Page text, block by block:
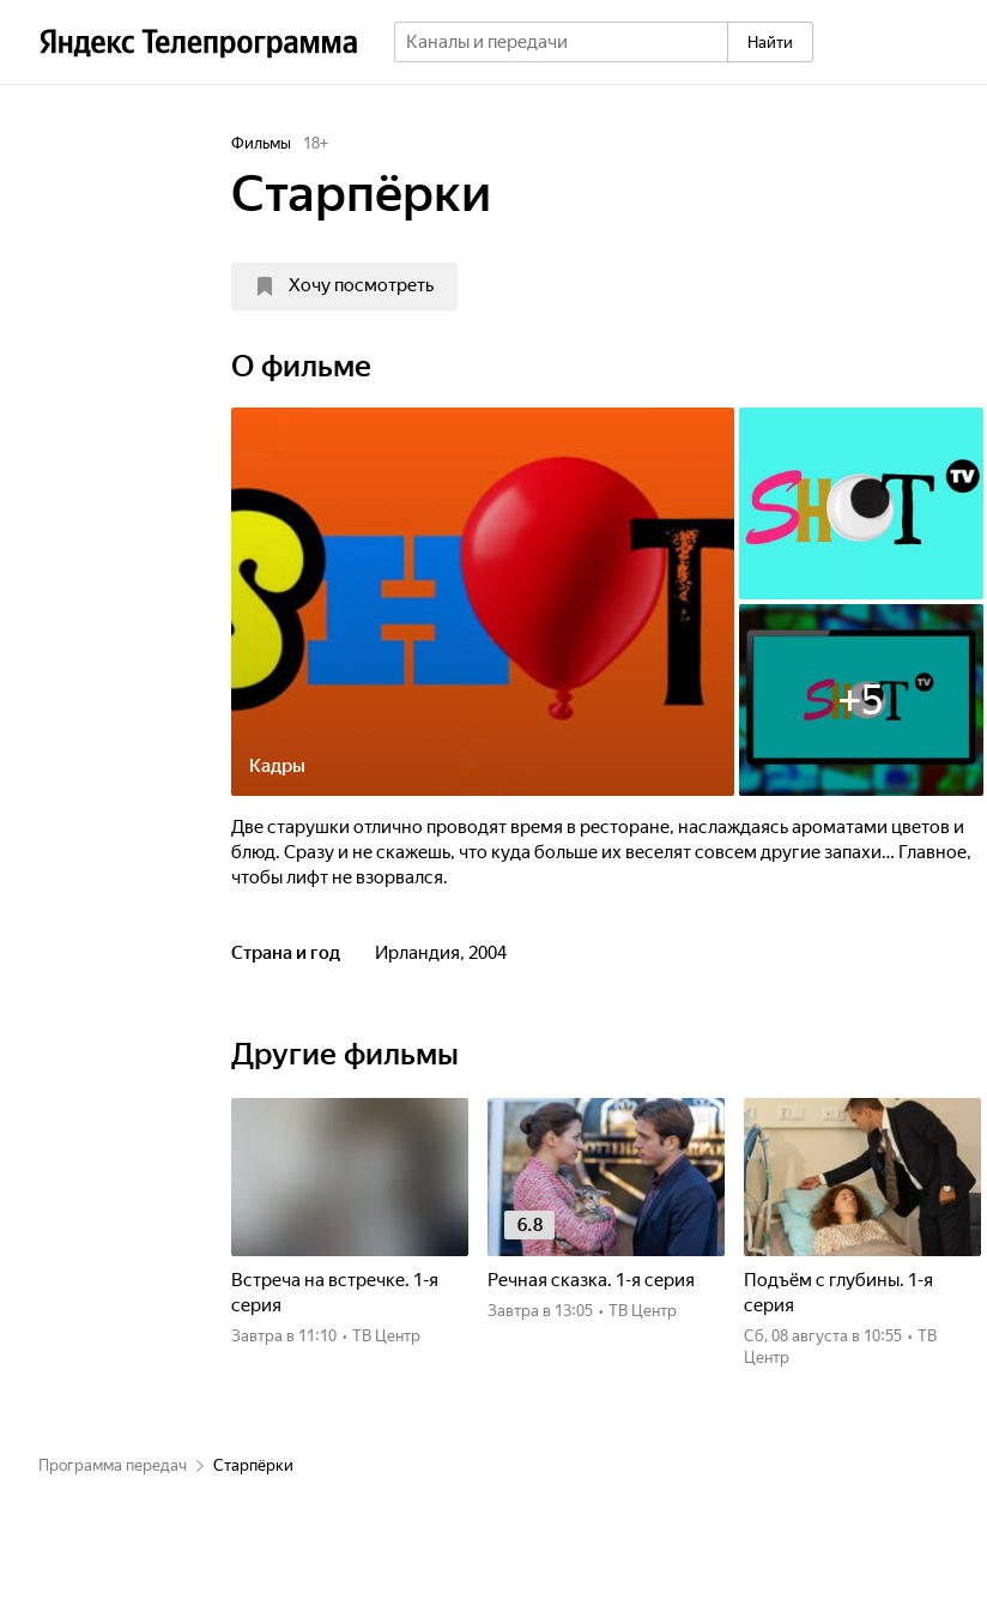
Найти
Фильмы 18+
Старпёрки
Хочу посмотреть
О фильме
Кадры
+5
Две старушки отлично проводят время в ресторане, наслаждаясь ароматами цветов и
блюд. Сразу и не скажешь, что куда больше их веселят совсем другие запахи… Главное,
чтобы лифт не взорвался.
Страна и год Ирландия, 2004
Другие фильмы
Встреча на встречке. 1-я
серия
Завтра в 11:10 • ТВ Центр
6.8
Речная сказка. 1-я серия
Завтра в 13:05 • ТВ Центр
Подъём с глубины. 1-я
серия
сб, 08 августа в 10:55 • ТВ
Центр
Программа передач Старпёрки